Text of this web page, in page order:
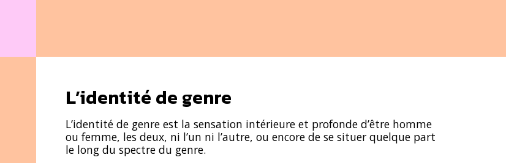
L’identité de genre
L’identité de genre est la sensation intérieure et profonde d’être homme
ou femme, les deux, ni l’un ni l’autre, ou encore de se situer quelque part
le long du spectre du genre.